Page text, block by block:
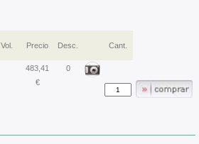
Vol. Precio Desc. Cant.
483,41
€
0